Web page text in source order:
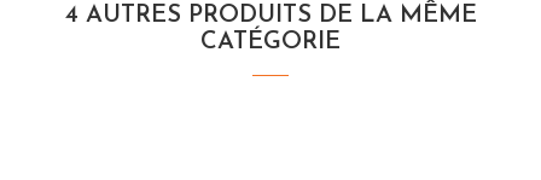
4 AUTRES PRODUITS DE LA MÊME
CATÉGORIE